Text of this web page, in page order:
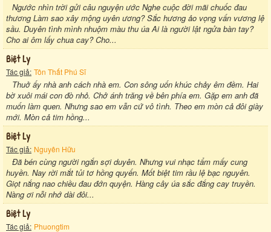
Ngước nhìn trời gửi câu nguyện ước Nghe cuộc đời mãi chuốc đau
thương Làm sao xây mộng uyên ương? Sắc hương ảo vọng vấn vương lệ
sầu. Duyên tình mình nhuộm màu thu úa Ai là người lật ngửa bàn tay?
Cho ai ôm lấy chua cay? Cho...
Biệt Ly
Tác giả: Tôn Thất Phú Sĩ
Thuở ấy nhà anh cách nhà em. Con sông uốn khúc chảy êm đềm. Hai
bờ xuôi mái con đò nhỏ. Chở ánh trăng về bên phía em. Gặp em anh đã
muốn làm quen. Nhưng sao em vẫn cứ vô tình. Theo em mòn cả đôi giày
mới. Mòn cả tim hồng...
Biệt Ly
Tác giả: Nguyên Hữu
Đã bén cùng người ngắn sợi duyên. Nhưng vui nhạc tẩm mấy cung
huyền. Nay rời mắt tủi tơ hồng quyến. Mốt biệt tim rầu lệ bạc nguyên.
Giọt nắng nao chiều đau đớn quyện. Hàng cây úa sắc đắng cay truyền.
Nàng ơi nỗi nhớ dài đôi...
Biệt Ly
Tác giả: Phuongtim